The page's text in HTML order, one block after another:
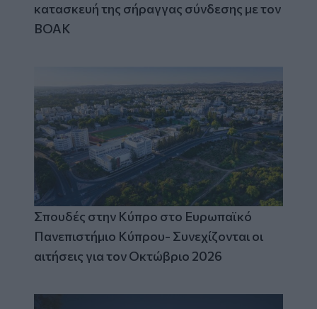
κατασκευή της σήραγγας σύνδεσης με τον
ΒΟΑΚ
Σπουδές στην Κύπρο στο Ευρωπαϊκό
Πανεπιστήμιο Κύπρου- Συνεχίζονται οι
αιτήσεις για τον Οκτώβριο 2026